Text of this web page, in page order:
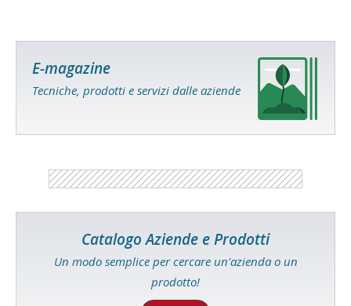
E-magazine
Tecniche, prodotti e servizi dalle aziende
Catalogo Aziende e Prodotti
Un modo semplice per cercare un'azienda o un
prodotto!